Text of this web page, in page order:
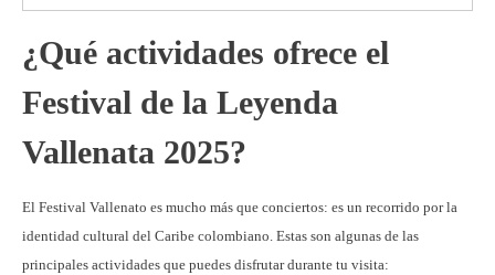
¿Qué actividades ofrece el
Festival de la Leyenda
Vallenata 2025?
El Festival Vallenato es mucho más que conciertos: es un recorrido por la
identidad cultural del Caribe colombiano. Estas son algunas de las
principales actividades que puedes disfrutar durante tu visita: